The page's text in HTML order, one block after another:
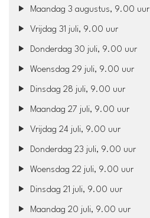
Maandag 3 augustus, 9.00 uur
Vrijdag 31 juli, 9.00 uur
Donderdag 30 juli, 9.00 uur
Woensdag 29 juli, 9.00 uur
Dinsdag 28 juli, 9.00 uur
Maandag 27 juli, 9.00 uur
Vrijdag 24 juli, 9.00 uur
Donderdag 23 juli, 9.00 uur
Woensdag 22 juli, 9.00 uur
Dinsdag 21 juli, 9.00 uur
Maandag 20 juli, 9.00 uur